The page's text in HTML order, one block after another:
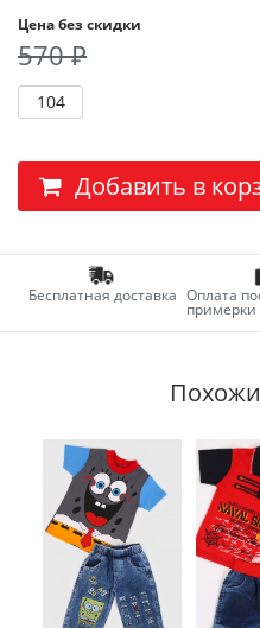
Цена без скидки
570 ₽
104
Добавить в
Бесплатная доставка Оплата
примерки